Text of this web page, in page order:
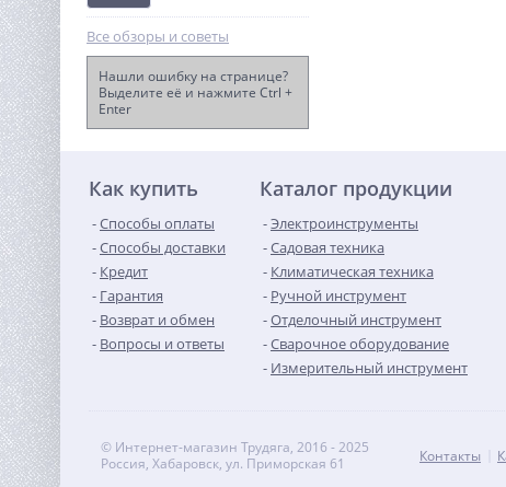
Виброплита TOR T-80 LCT
Все обзоры и советы
Нашли ошибку на странице?
Выделите её и нажмите Ctrl +
Enter
Как купить
Способы оплаты
Способы доставки
Кредит
Гарантия
Возврат и обмен
Вопросы и ответы
Каталог продукции
Электроинструменты
Садовая техника
Климатическая техника
Ручной инструмент
Отделочный инструмент
Сварочное оборудование
Измерительный инструмент
© Интернет-магазин Трудяга, 2016 - 2025
Россия, Хабаровск, ул. Приморская 61
Контакты